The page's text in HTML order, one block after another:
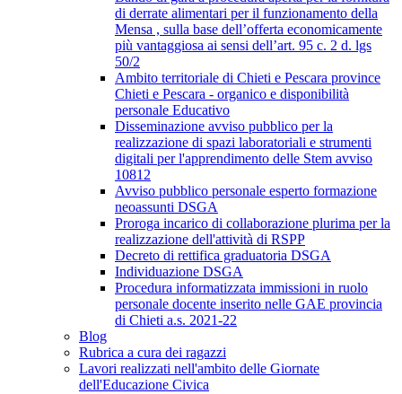
di derrate alimentari per il funzionamento della
Mensa , sulla base dell’offerta economicamente
più vantaggiosa ai sensi dell’art. 95 c. 2 d. lgs
50/2
Ambito territoriale di Chieti e Pescara province
Chieti e Pescara - organico e disponibilità
personale Educativo
Disseminazione avviso pubblico per la
realizzazione di spazi laboratoriali e strumenti
digitali per l'apprendimento delle Stem avviso
10812
Avviso pubblico personale esperto formazione
neoassunti DSGA
Proroga incarico di collaborazione plurima per la
realizzazione dell'attività di RSPP
Decreto di rettifica graduatoria DSGA
Individuazione DSGA
Procedura informatizzata immissioni in ruolo
personale docente inserito nelle GAE provincia
di Chieti a.s. 2021-22
Blog
Rubrica a cura dei ragazzi
Lavori realizzati nell'ambito delle Giornate
dell'Educazione Civica